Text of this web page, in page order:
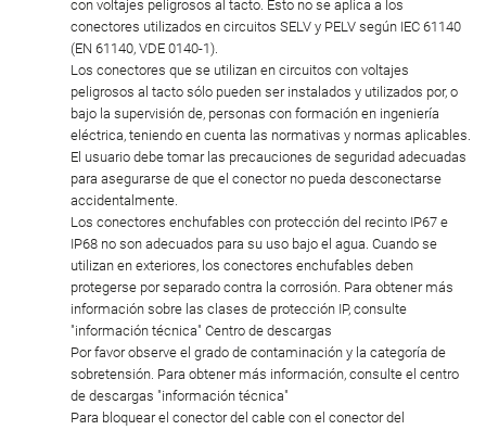
con voltajes peligrosos al tacto. Esto no se aplica a los
conectores utilizados en circuitos SELV y PELV según IEC 61140
(EN 61140, VDE 0140-1).
Los conectores que se utilizan en circuitos con voltajes
peligrosos al tacto sólo pueden ser instalados y utilizados por, o
bajo la supervisión de, personas con formación en ingeniería
eléctrica, teniendo en cuenta las normativas y normas aplicables.
El usuario debe tomar las precauciones de seguridad adecuadas
para asegurarse de que el conector no pueda desconectarse
accidentalmente.
Los conectores enchufables con protección del recinto IP67 e
IP68 no son adecuados para su uso bajo el agua. Cuando se
utilizan en exteriores, los conectores enchufables deben
protegerse por separado contra la corrosión. Para obtener más
información sobre las clases de protección IP, consulte
"información técnica" Centro de descargas
Por favor observe el grado de contaminación y la categoría de
sobretensión. Para obtener más información, consulte el centro
de descargas "información técnica"
Para bloquear el conector del cable con el conector del